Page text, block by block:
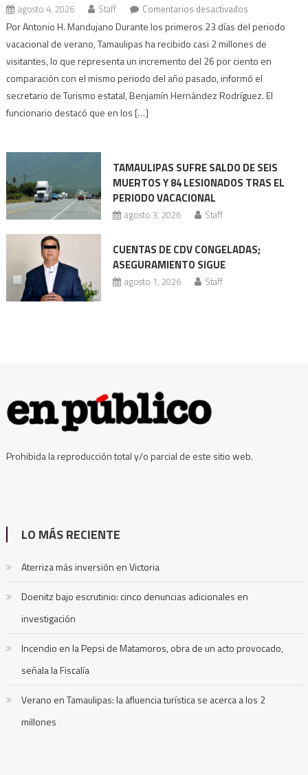
agosto 4, 2026 Staff Comentarios desactivadosen
Verano
en
Tamaulipas:
turística
los
2
Por Antonio H. Mandujano Durante los primeros 23 días del periodo
vacacional de verano, Tamaulipas ha recibido casi 2 millones de
visitantes, lo que representa un incremento del 26 por ciento en
comparación con el mismo periodo del año pasado, informó el
secretario de Turismo estatal, Benjamín Hernández Rodríguez. El
funcionario destacó que en los […]
TAMAULIPAS SUFRE SALDO DE SEIS
MUERTOS Y 84 LESIONADOS TRAS EL
PERIODO VACACIONAL
agosto 3, 2026 Staff
CUENTAS DE CDV CONGELADAS;
ASEGURAMIENTO SIGUE
agosto 1, 2026 Staff
Prohibida la reproducción total y/o parcial de este sitio web.
LO MÁS RECIENTE
Aterriza más inversión en Victoria
Doenitz bajo escrutinio: cinco denuncias adicionales en
investigación
Incendio en la Pepsi de Matamoros, obra de un acto provocado,
señala la Fiscalía
Verano en Tamaulipas: la afluencia turística se acerca a los 2
millones